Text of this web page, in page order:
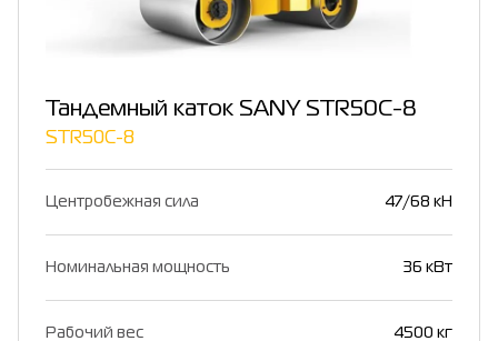
Тандемный каток SANY STR50C-8
STR50C-8
Центробежная сила 47/68 кН
Номинальная мощность 36 кВт
Рабочий вес 4500 кг